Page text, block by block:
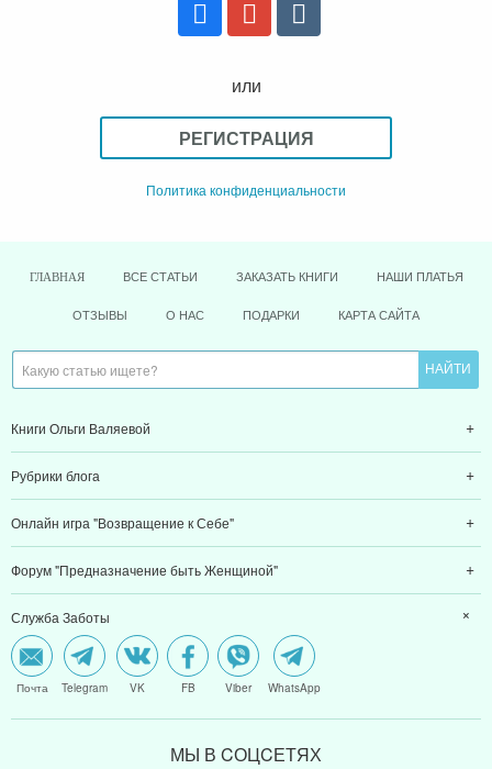
или
РЕГИСТРАЦИЯ
Политика конфиденциальности
ГЛАВНАЯ ВСЕ СТАТЬИ ЗАКАЗАТЬ КНИГИ НАШИ ПЛАТЬЯ
ОТЗЫВЫ О НАС ПОДАРКИ КАРТА САЙТА
Книги Ольги Валяевой
Рубрики блога
Онлайн игра "Возвращение к Себе"
Форум "Предназначение быть Женщиной"
Служба Заботы
Почта Telegram VK FB Viber WhatsApp
МЫ В CОЦCЕТЯХ